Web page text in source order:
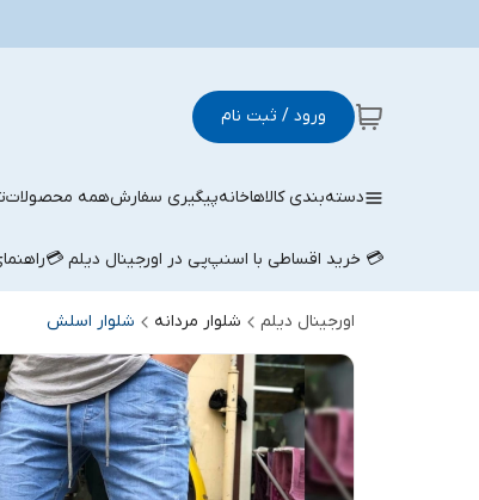
ورود / ثبت نام
دسته‌بندی کالاهاخانهپیگیری سفارشهمه محصولات
💳 خرید اقساطی با اسنپ‌پی در اورجینال دیلم 💳
اورجینال دیلم شلوار مردانه شلوار اسلش